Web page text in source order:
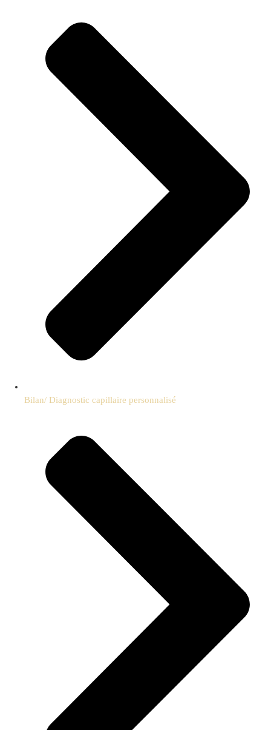
Bilan/ Diagnostic capillaire personnalisé